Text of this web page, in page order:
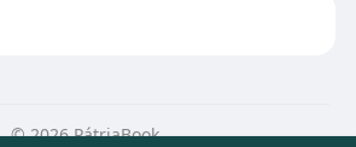
© 2026 PátriaBook